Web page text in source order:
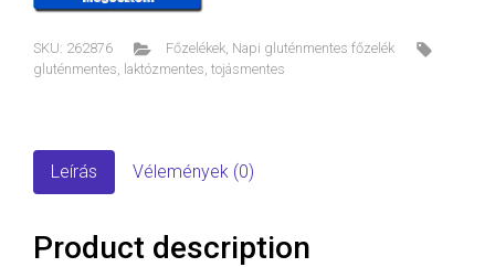
SKU: 262876 Főzelékek, Napi gluténmentes főzelék
gluténmentes, laktózmentes, tojásmentes
Leírás Vélemények (0)
Product description